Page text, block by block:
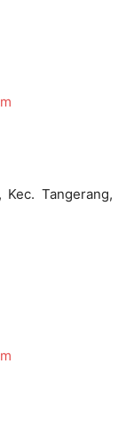
Tangerang,